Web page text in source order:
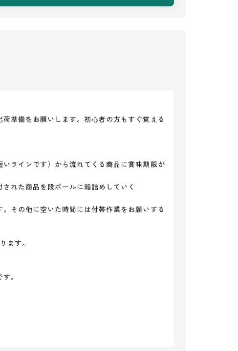
準備をお願いします。初心者の方もすぐ覚える
ラインです）から流れてくる商品に賞味期限が
れた商品を段ボールに箱詰めしていく
その他に空いた時間には付帯作業をお願いする
ます。
。